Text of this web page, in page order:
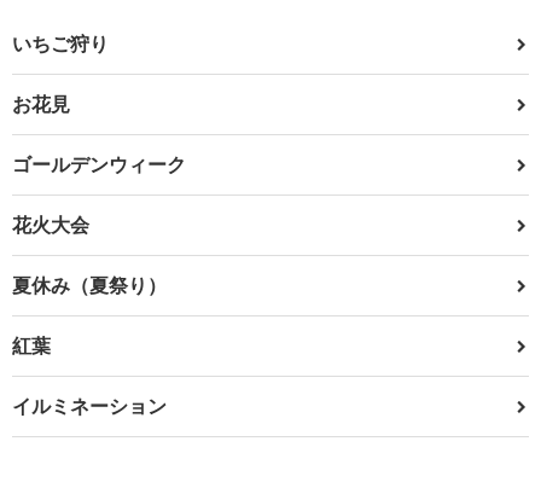
いちご狩り
お花見
ゴールデンウィーク
花火大会
夏休み（夏祭り）
紅葉
イルミネーション